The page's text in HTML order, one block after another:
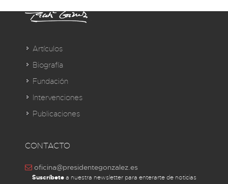
Artículos
Biografía
Fundación
Intervenciones
Publicaciones
CONTACTO
oficina@presidentegonzalez.es
Suscríbetea nuestra newsletter para enterarte de noticias